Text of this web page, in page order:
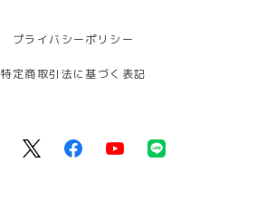
プライバシーポリシー
特定商取引法に基づく表記